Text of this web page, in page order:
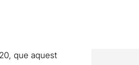
que aquest